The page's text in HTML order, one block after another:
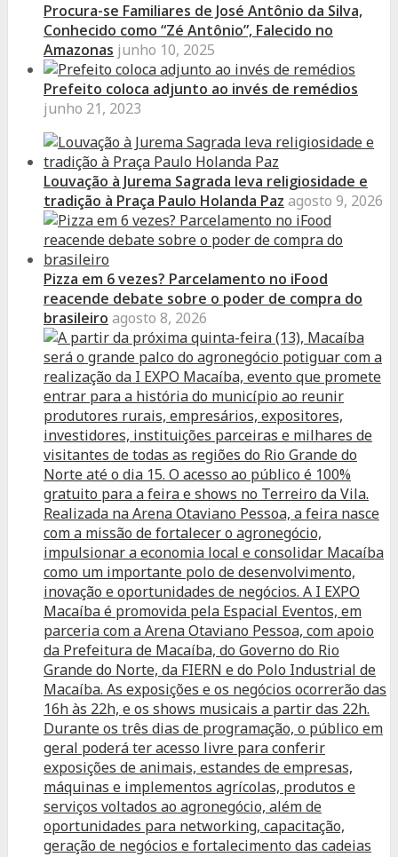
Procura-se Familiares de José Antônio da Silva,
Conhecido como “Zé Antônio”, Falecido no
Amazonas junho 10, 2025
Prefeito coloca adjunto ao invés de remédios
junho 21, 2023
Louvação à Jurema Sagrada leva religiosidade e
tradição à Praça Paulo Holanda Paz agosto 9, 2026
Pizza em 6 vezes? Parcelamento no iFood
reacende debate sobre o poder de compra do
brasileiro agosto 8, 2026